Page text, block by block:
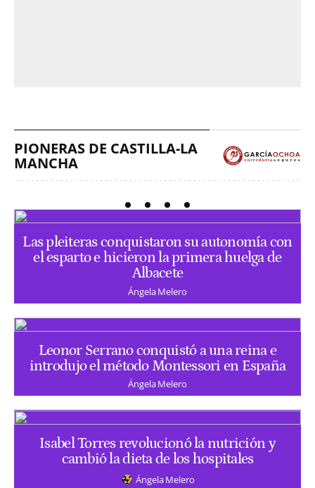
PIONERAS DE CASTILLA-LA
MANCHA
Las pleiteras conquistaron su autonomía con
el esparto e hicieron la primera huelga de
Albacete
Ángela Melero
Leonor Serrano conquistó a una reina e
introdujo el método Montessori en España
Ángela Melero
Isabel Torres revolucionó la nutrición y
cambió la dieta de los hospitales
Ángela Melero